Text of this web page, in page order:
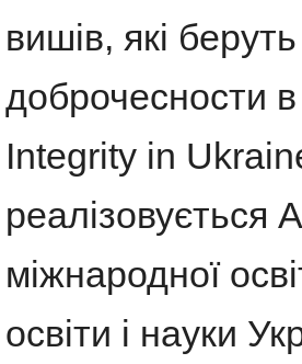
вишів, які
доброчесности
Integrity in
міжнародної
освіти і науки